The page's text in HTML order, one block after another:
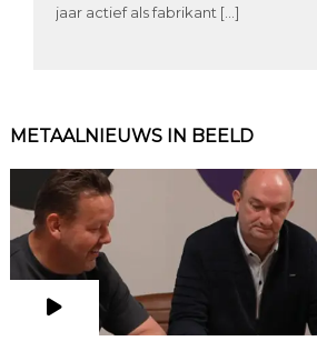
jaar actief als fabrikant […]
METAALNIEUWS IN BEELD